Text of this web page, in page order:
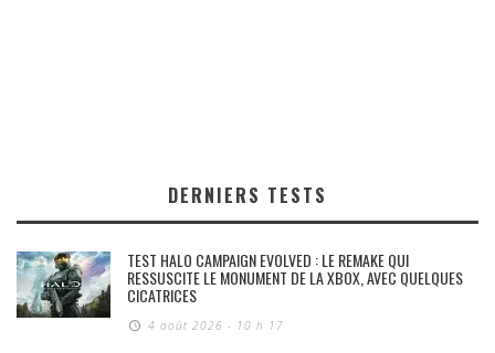
DERNIERS TESTS
TEST HALO CAMPAIGN EVOLVED : LE REMAKE QUI
RESSUSCITE LE MONUMENT DE LA XBOX, AVEC QUELQUES
CICATRICES
4 août 2026 - 10 h 17